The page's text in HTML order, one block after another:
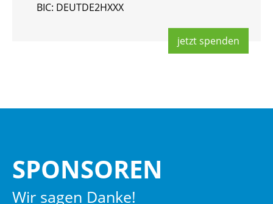
BIC: DEUT­DE2HXXX
jetzt spen­den
SPON­SO­REN
Wir sagen Danke!